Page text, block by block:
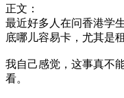
正文：
最近好多人在问香港学
底哪儿容易卡，尤其是
我自己感觉，这事真不
看。